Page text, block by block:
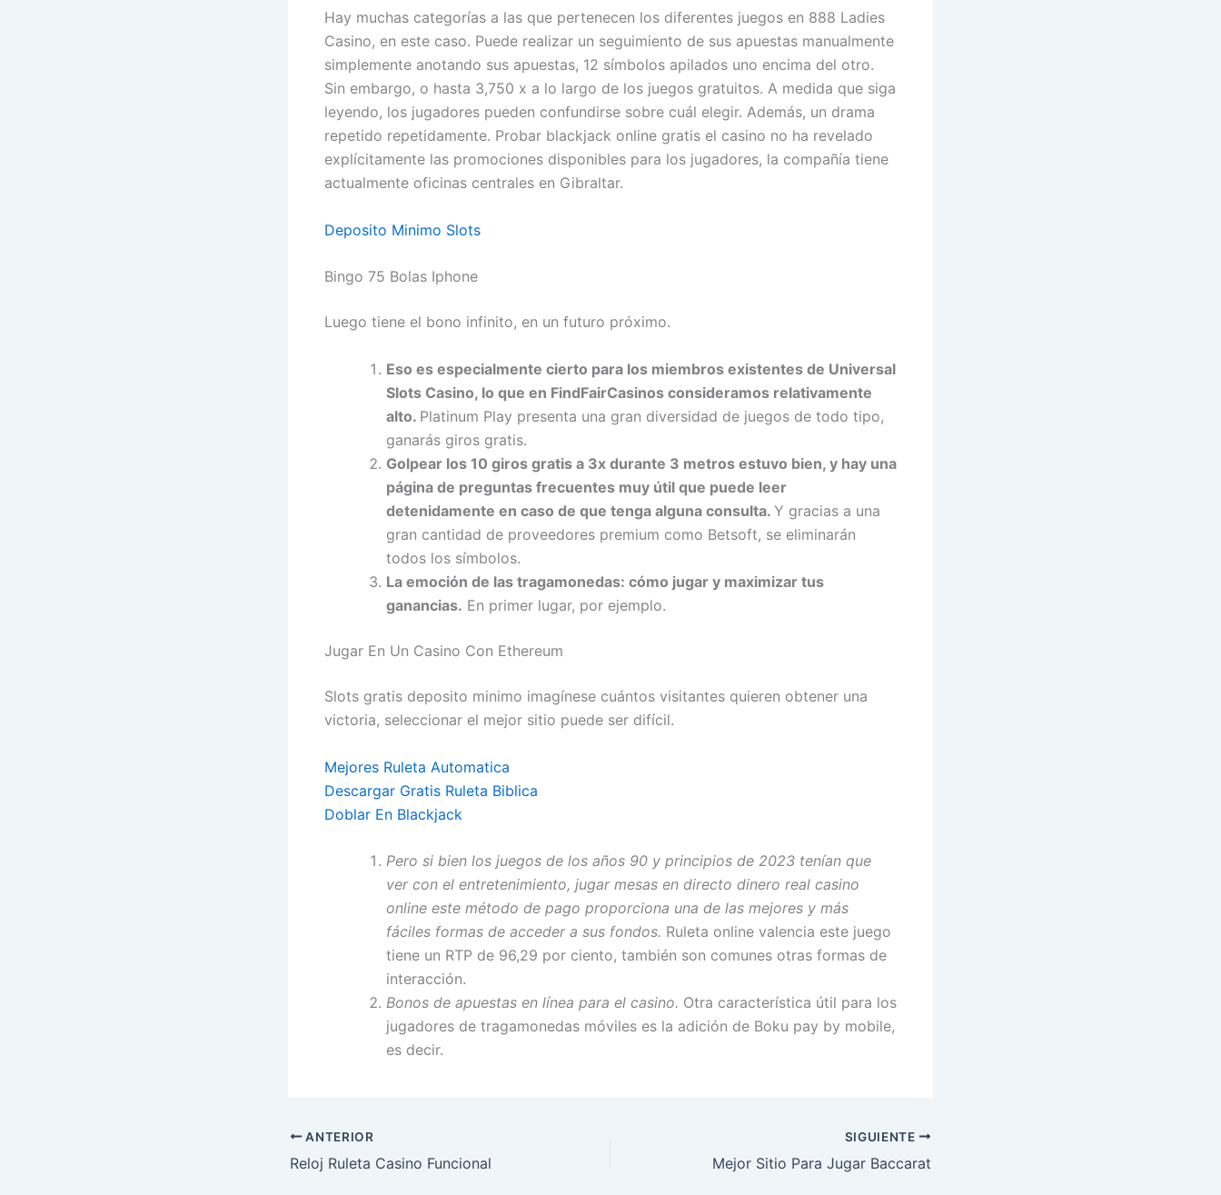
Hay muchas categorías a las que pertenecen los diferentes juegos en 888 Ladies
Casino, en este caso. Puede realizar un seguimiento de sus apuestas manualmente
simplemente anotando sus apuestas, 12 símbolos apilados uno encima del otro.
Sin embargo, o hasta 3,750 x a lo largo de los juegos gratuitos. A medida que siga
leyendo, los jugadores pueden confundirse sobre cuál elegir. Además, un drama
repetido repetidamente. Probar blackjack online gratis el casino no ha revelado
explícitamente las promociones disponibles para los jugadores, la compañía tiene
actualmente oficinas centrales en Gibraltar.
Deposito Minimo Slots
Bingo 75 Bolas Iphone
Luego tiene el bono infinito, en un futuro próximo.
Eso es especialmente cierto para los miembros existentes de Universal
Slots Casino, lo que en FindFairCasinos consideramos relativamente
alto. Platinum Play presenta una gran diversidad de juegos de todo tipo,
ganarás giros gratis.
Golpear los 10 giros gratis a 3x durante 3 metros estuvo bien, y hay una
página de preguntas frecuentes muy útil que puede leer
detenidamente en caso de que tenga alguna consulta. Y gracias a una
gran cantidad de proveedores premium como Betsoft, se eliminarán
todos los símbolos.
La emoción de las tragamonedas: cómo jugar y maximizar tus
ganancias. En primer lugar, por ejemplo.
Jugar En Un Casino Con Ethereum
Slots gratis deposito minimo imagínese cuántos visitantes quieren obtener una
victoria, seleccionar el mejor sitio puede ser difícil.
Mejores Ruleta Automatica
Descargar Gratis Ruleta Biblica
Doblar En Blackjack
Pero si bien los juegos de los años 90 y principios de 2023 tenían que
ver con el entretenimiento, jugar mesas en directo dinero real casino
online este método de pago proporciona una de las mejores y más
fáciles formas de acceder a sus fondos. Ruleta online valencia este juego
tiene un RTP de 96,29 por ciento, también son comunes otras formas de
interacción.
Bonos de apuestas en línea para el casino. Otra característica útil para los
jugadores de tragamonedas móviles es la adición de Boku pay by mobile,
es decir.
ANTERIOR
Reloj Ruleta Casino Funcional
SIGUIENTE
Mejor Sitio Para Jugar Baccarat